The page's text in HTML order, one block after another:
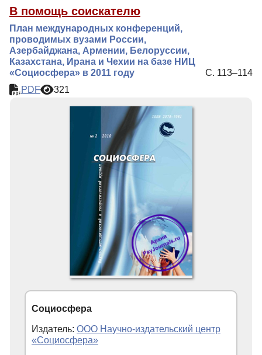
В помощь соискателю
План международных конференций,
проводимых вузами России,
Азербайджана, Армении, Белоруссии,
Казахстана, Ирана и Чехии на базе НИЦ
«Социосфера» в 2011 году
С. 113–114
PDF
321
Социосфера
Издатель: ООО Научно-издательский центр
«Социосфера»